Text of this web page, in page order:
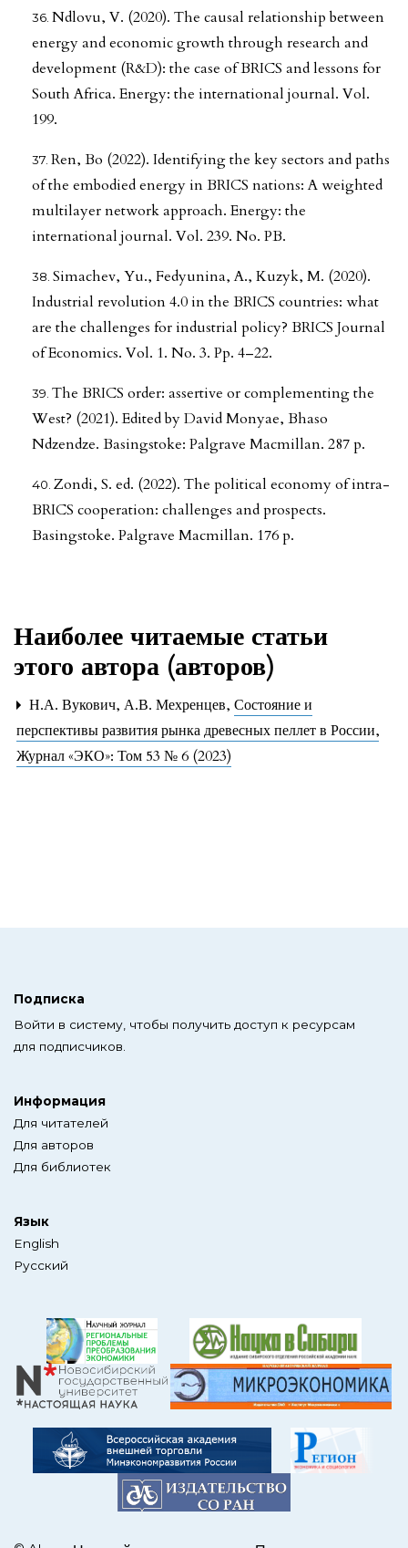
Ndlovu, V. (2020). The causal relationship between
energy and economic growth through research and
development (R&D): the case of BRICS and lessons for
South Africa. Energy: the international journal. Vol.
199.
Ren, Bo (2022). Identifying the key sectors and paths
of the embodied energy in BRICS nations: A weighted
multilayer network approach. Energy: the
international journal. Vol. 239. No. PB.
Simachev, Yu., Fedyunina, A., Kuzyk, M. (2020).
Industrial revolution 4.0 in the BRICS countries: what
are the challenges for industrial policy? BRICS Journal
of Economics. Vol. 1. No. 3. Pp. 4–22.
The BRICS order: assertive or complementing the
West? (2021). Edited by David Monyae, Bhaso
Ndzendze. Basingstoke: Palgrave Macmillan. 287 p.
Zondi, S. ed. (2022). The political economy of intra-
BRICS cooperation: challenges and prospects.
Basingstoke. Palgrave Macmillan. 176 p.
Наиболее читаемые статьи
этого автора (авторов)
Н.А. Вукович, А.В. Мехренцев, Состояние и
перспективы развития рынка древесных пеллет в России,
Журнал «ЭКО»: Том 53 № 6 (2023)
Подписка
Войти в систему, чтобы получить доступ к ресурсам
для подписчиков.
Информация
Для читателей
Для авторов
Для библиотек
Язык
English
Русский